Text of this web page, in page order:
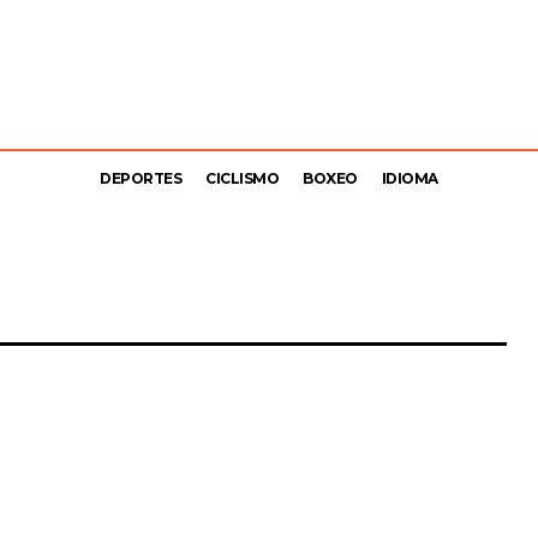
DEPORTES CICLISMO BOXEO IDIOMA